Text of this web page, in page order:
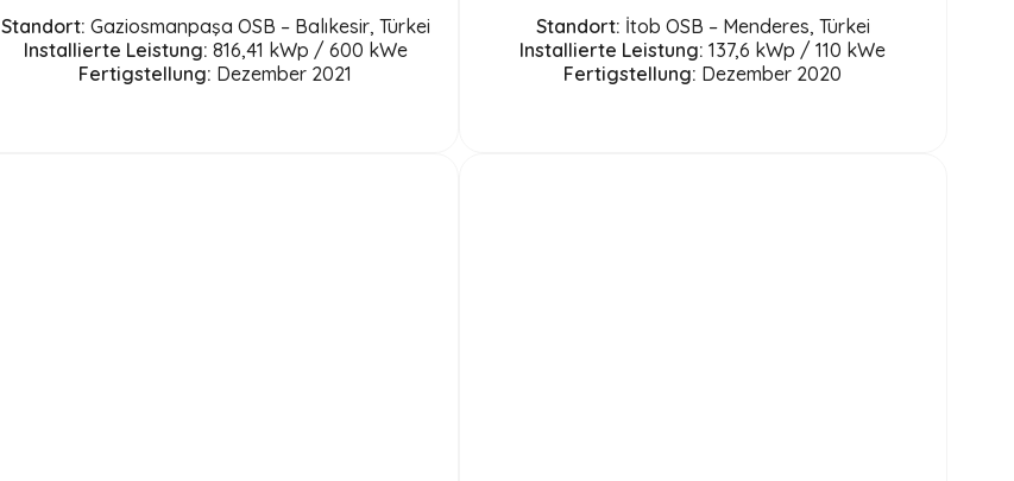
Standort: Gaziosmanpaşa OSB – Balıkesir, Türkei
Installierte Leistung: 816,41 kWp / 600 kWe
Fertigstellung: Dezember 2021
Standort: İtob OSB – Menderes, Türkei
Installierte Leistung: 137,6 kWp / 110 kWe
Fertigstellung: Dezember 2020